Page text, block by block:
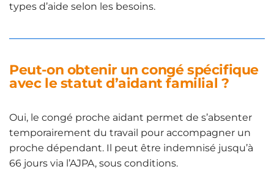
types d’aide selon les besoins.
Peut-on obtenir un congé spécifique
avec le statut d’aidant familial ?
Oui, le congé proche aidant permet de s’absenter
temporairement du travail pour accompagner un
proche dépendant. Il peut être indemnisé jusqu’à
66 jours via l’AJPA, sous conditions.